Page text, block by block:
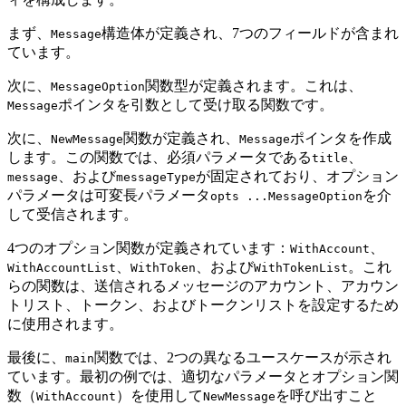
まず、 Message構造体が定義され、7つのフィールドが含まれ
ています。
次に、 MessageOption関数型が定義されます。これは、
Messageポインタを引数として受け取る関数です。
次に、 NewMessage関数が定義され、 Messageポインタを作成
します。この関数では、必須パラメータであるtitle 、
message 、およびmessageTypeが固定されており、オプション
パラメータは可変長パラメータopts ...MessageOption を介
して受信されます。
4つのオプション関数が定義されています： WithAccount 、
WithAccountList 、 WithToken 、およびWithTokenList。これ
らの関数は、送信されるメッセージのアカウント、アカウン
トリスト、トークン、およびトークンリストを設定するため
に使用されます。
最後に、 main関数では、2つの異なるユースケースが示され
ています。最初の例では、適切なパラメータとオプション関
数（WithAccount ）を使用してNewMessage を呼び出すこと